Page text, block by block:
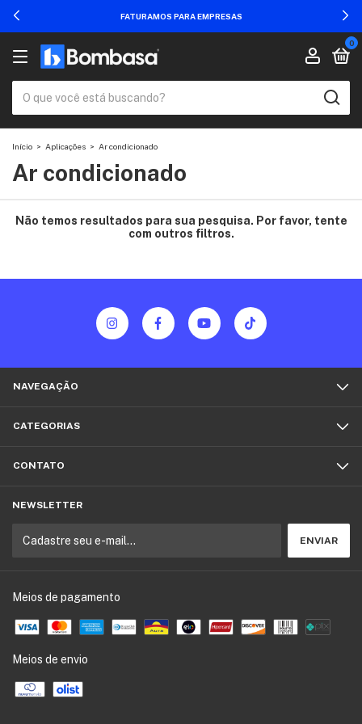
FATURAMOS PARA EMPRESAS
0
Início > Aplicações > Ar condicionado
Ar condicionado
Não temos resultados para sua pesquisa. Por favor, tente
com outros filtros.
NAVEGAÇÃO
CATEGORIAS
CONTATO
NEWSLETTER
Meios de pagamento
Meios de envio